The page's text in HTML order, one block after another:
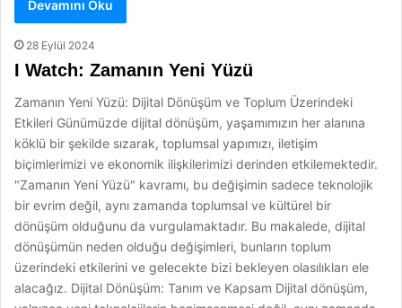
Devamını Oku
28 Eylül 2024
I Watch: Zamanın Yeni Yüzü
Zamanın Yeni Yüzü: Dijital Dönüşüm ve Toplum Üzerindeki
Etkileri Günümüzde dijital dönüşüm, yaşamımızın her alanına
köklü bir şekilde sızarak, toplumsal yapımızı, iletişim
biçimlerimizi ve ekonomik ilişkilerimizi derinden etkilemektedir.
"Zamanın Yeni Yüzü" kavramı, bu değişimin sadece teknolojik
bir evrim değil, aynı zamanda toplumsal ve kültürel bir
dönüşüm olduğunu da vurgulamaktadır. Bu makalede, dijital
dönüşümün neden olduğu değişimleri, bunların toplum
üzerindeki etkilerini ve gelecekte bizi bekleyen olasılıkları ele
alacağız. Dijital Dönüşüm: Tanım ve Kapsam Dijital dönüşüm,